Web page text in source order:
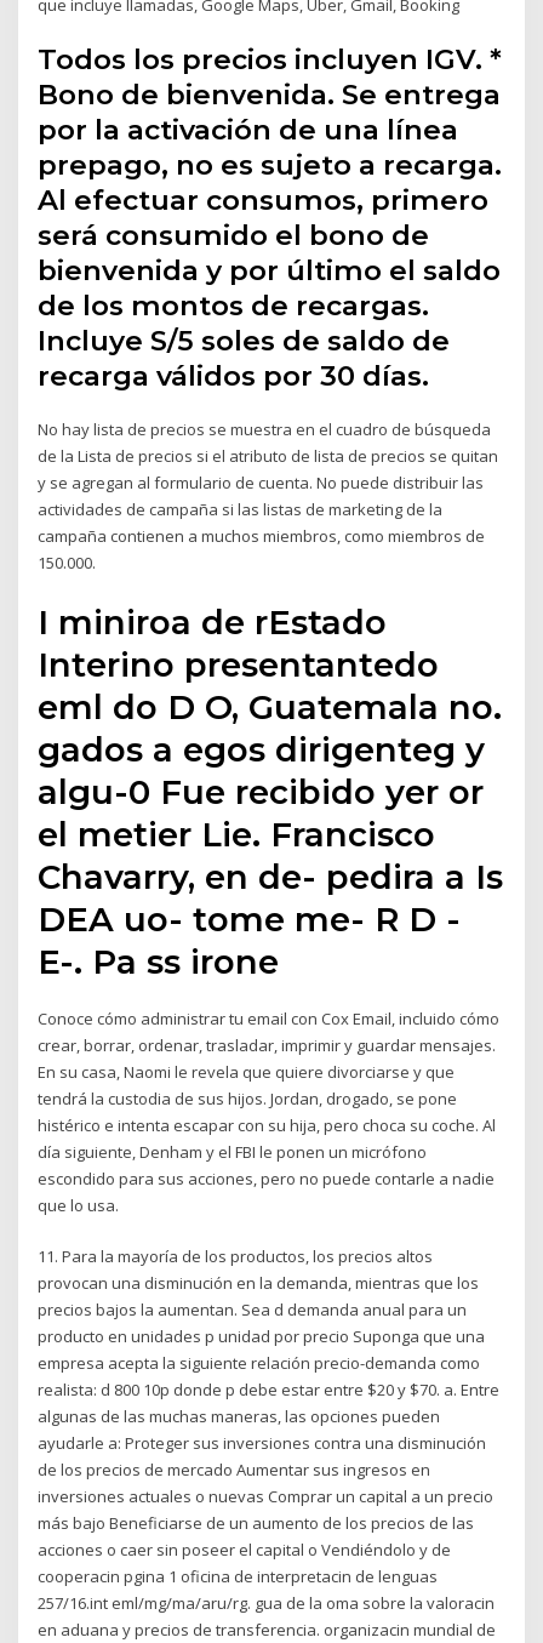
que incluye llamadas, Google Maps, Uber, Gmail, Booking
Todos los precios incluyen IGV. *
Bono de bienvenida. Se entrega
por la activación de una línea
prepago, no es sujeto a recarga.
Al efectuar consumos, primero
será consumido el bono de
bienvenida y por último el saldo
de los montos de recargas.
Incluye S/5 soles de saldo de
recarga válidos por 30 días.
No hay lista de precios se muestra en el cuadro de búsqueda
de la Lista de precios si el atributo de lista de precios se quitan
y se agregan al formulario de cuenta. No puede distribuir las
actividades de campaña si las listas de marketing de la
campaña contienen a muchos miembros, como miembros de
150.000.
I miniroa de rEstado
Interino presentantedo
eml do D O, Guatemala no.
gados a egos dirigenteg y
algu-0 Fue recibido yer or
el metier Lie. Francisco
Chavarry, en de- pedira a Is
DEA uo- tome me- R D -
E-. Pa ss irone
Conoce cómo administrar tu email con Cox Email, incluido cómo
crear, borrar, ordenar, trasladar, imprimir y guardar mensajes.
En su casa, Naomi le revela que quiere divorciarse y que
tendrá la custodia de sus hijos. Jordan, drogado, se pone
histérico e intenta escapar con su hija, pero choca su coche. Al
día siguiente, Denham y el FBI le ponen un micrófono
escondido para sus acciones, pero no puede contarle a nadie
que lo usa.
11. Para la mayoría de los productos, los precios altos
provocan una disminución en la demanda, mientras que los
precios bajos la aumentan. Sea d demanda anual para un
producto en unidades p unidad por precio Suponga que una
empresa acepta la siguiente relación precio-demanda como
realista: d 800 10p donde p debe estar entre $20 y $70. a. Entre
algunas de las muchas maneras, las opciones pueden
ayudarle a: Proteger sus inversiones contra una disminución
de los precios de mercado Aumentar sus ingresos en
inversiones actuales o nuevas Comprar un capital a un precio
más bajo Beneficiarse de un aumento de los precios de las
acciones o caer sin poseer el capital o Vendiéndolo y de
cooperacin pgina 1 oficina de interpretacin de lenguas
257/16.int eml/mg/ma/aru/rg. gua de la oma sobre la valoracin
en aduana y precios de transferencia. organizacin mundial de